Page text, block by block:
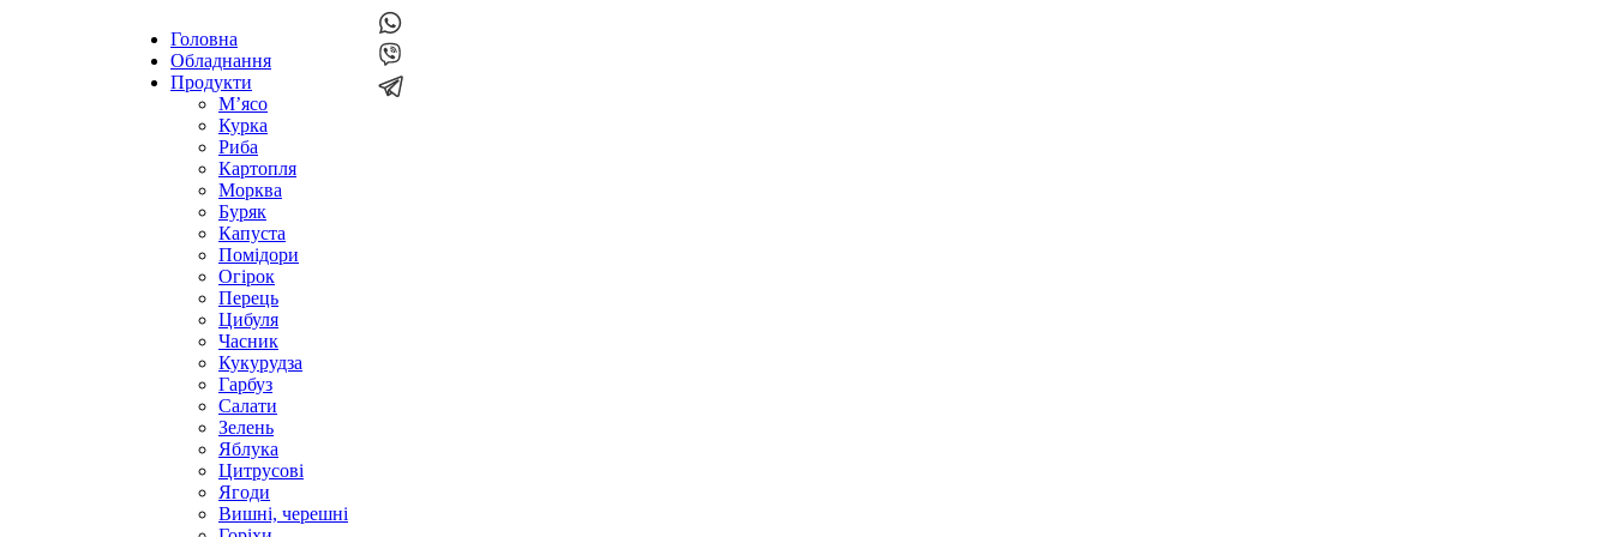
Головна
Обладнання
Продукти
М’ясо
Курка
Риба
Картопля
Морква
Буряк
Капуста
Помідори
Огірок
Перець
Цибуля
Часник
Кукурудза
Гарбуз
Салати
Зелень
Яблука
Цитрусові
Ягоди
Вишні, черешні